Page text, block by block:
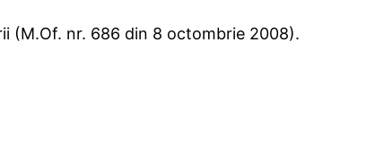
(M.Of. nr. 686 din 8 octombrie 2008).